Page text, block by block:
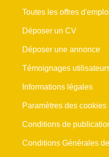
Toutes les offres
Déposer un CV
Déposer une annonce
Témoignages
Informations légales
Paramètres des cookies
Conditions de
Conditions Générales